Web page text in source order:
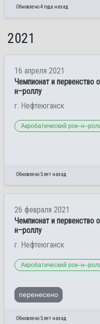
Обновлено 4 года назад
2021
16 апреля 2021
Чемпионат и первенство
н–роллу
г. Нефтеюганск
Акробатический
Обновлено 5 лет назад
26 февраля 2021
Чемпионат и первенство
н–роллу
г. Нефтеюганск
Акробатический
перенесено
Обновлено 5 лет назад